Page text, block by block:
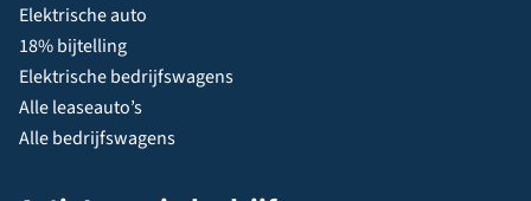
Elektrische auto
18% bijtelling
Elektrische bedrijfswagens
Alle leaseauto’s
Alle bedrijfswagens